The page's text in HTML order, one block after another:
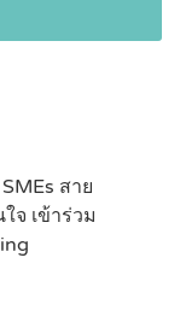
สาย
จ เข้าร่วม